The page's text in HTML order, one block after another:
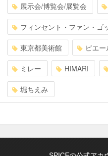
展示会/博覧会/展覧会
フィンセント・ファン・ゴ
東京都美術館 ピエ
ミレー HIMARI
堀ちえみ